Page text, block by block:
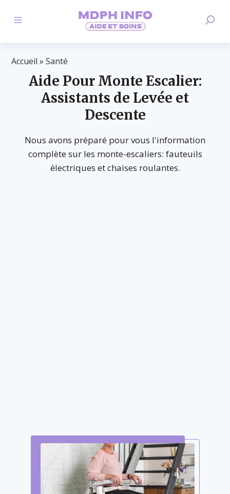
Accueil » Santé
Aide Pour Monte Escalier:
Assistants de Levée et
Descente
Nous avons préparé pour vous l'information
complète sur les monte-escaliers: fauteuils
électriques et chaises roulantes.